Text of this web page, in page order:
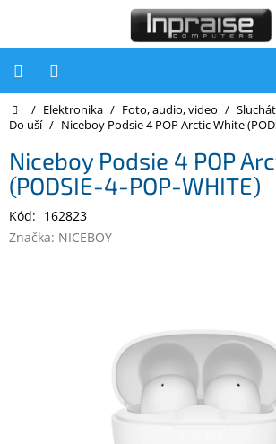
Počítače
Inpraise
Notebooky
Tiskárny
Domů
/ Elektronika / Foto, audio, video /
Do uší / Niceboy Podsie 4 POP Arctic White
Niceboy Podsie 4 POP
(PODSIE-4-POP-WHITE)
Kód: 162823
Značka: NICEBOY